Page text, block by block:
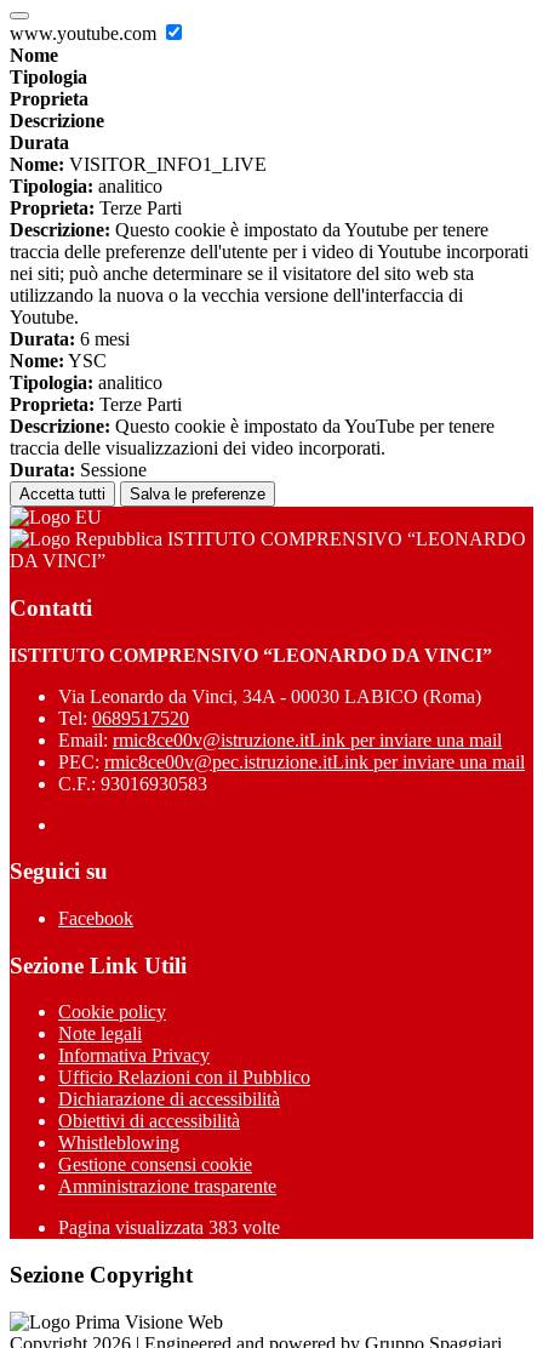
www.youtube.com
Nome
Tipologia
Proprieta
Descrizione
Durata
Nome: VISITOR_INFO1_LIVE
Tipologia: analitico
Proprieta: Terze Parti
Descrizione: Questo cookie è impostato da Youtube per tenere
traccia delle preferenze dell'utente per i video di Youtube incorporati
nei siti; può anche determinare se il visitatore del sito web sta
utilizzando la nuova o la vecchia versione dell'interfaccia di
Youtube.
Durata: 6 mesi
Nome: YSC
Tipologia: analitico
Proprieta: Terze Parti
Descrizione: Questo cookie è impostato da YouTube per tenere
traccia delle visualizzazioni dei video incorporati.
Durata: Sessione
Accetta tutti Salva le preferenze
ISTITUTO COMPRENSIVO “LEONARDO
DA VINCI”
Contatti
ISTITUTO COMPRENSIVO “LEONARDO DA VINCI”
Via Leonardo da Vinci, 34A - 00030 LABICO (Roma)
Tel: 0689517520
Email: rmic8ce00v@istruzione.itLink per inviare una mail
PEC: rmic8ce00v@pec.istruzione.itLink per inviare una mail
C.F.: 93016930583
Seguici su
Facebook
Sezione Link Utili
Cookie policy
Note legali
Informativa Privacy
Ufficio Relazioni con il Pubblico
Dichiarazione di accessibilità
Obiettivi di accessibilità
Whistleblowing
Gestione consensi cookie
Amministrazione trasparente
Pagina visualizzata 383 volte
Sezione Copyright
Copyright 2026 | Engineered and powered by Gruppo Spaggiari